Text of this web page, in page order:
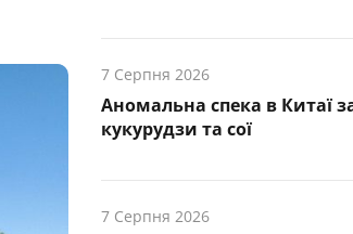
7 Серпня 2026
Аномальна спека в Китаї
кукурудзи та сої
7 Серпня 2026